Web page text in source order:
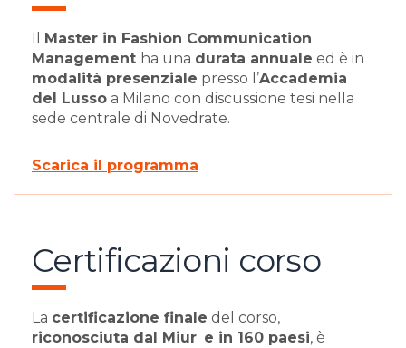
Master in Fashion Communication
Management ha una durata annuale ed è in
modalità presenziale presso l’Accademia
del Lusso a Milano con discussione tesi nella
sede centrale di Novedrate.
Scarica il programma
Certificazioni corso
La certificazione finale del corso,
riconosciuta dal Miur e in 160 paesi, è